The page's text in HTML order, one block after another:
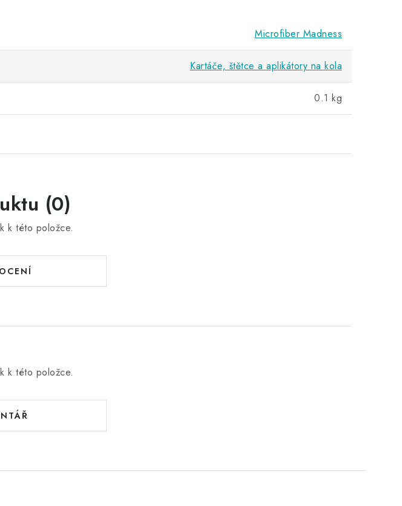
Microfiber Madness
Kartáče, štětce a aplikátory na kola
0.1 kg
(0)
k této položce.
k této položce.